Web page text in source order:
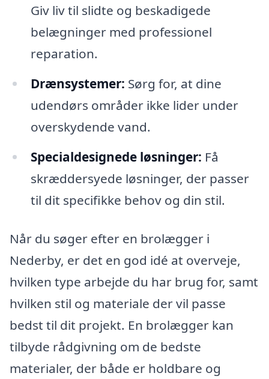
Giv liv til slidte og beskadigede
belægninger med professionel
reparation.
Drænsystemer: Sørg for, at dine
udendørs områder ikke lider under
overskydende vand.
Specialdesignede løsninger: Få
skræddersyede løsninger, der passer
til dit specifikke behov og din stil.
Når du søger efter en brolægger i
Nederby, er det en god idé at overveje,
hvilken type arbejde du har brug for, samt
hvilken stil og materiale der vil passe
bedst til dit projekt. En brolægger kan
tilbyde rådgivning om de bedste
materialer, der både er holdbare og